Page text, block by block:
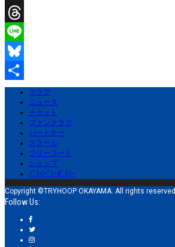
X
Threads
Line
Bluesky
共
クラブ
ニュース
チケット
ファンクラブ
パートナー
スクール
フリーコート
ショップ
ﾌﾟﾗｲﾊﾞｼｰﾎﾟﾘｼｰ
Copyright ©TRYHOOP OKAYAMA. All rights reserved
Follow Us: